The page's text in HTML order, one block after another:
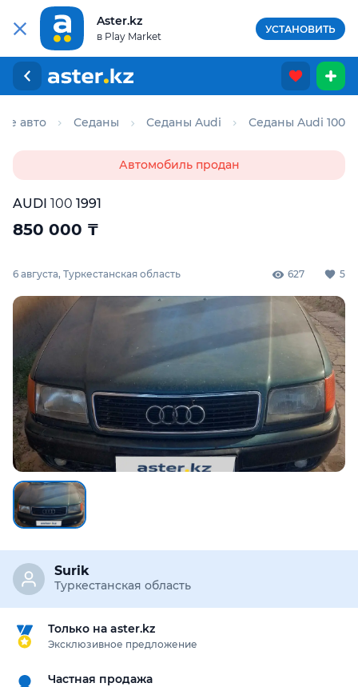
Aster.kz
в Play Market
УСТАНОВИТЬ
авто Седаны Седаны Audi Седаны Audi 100
Автомобиль продан
AUDI 100 1991
850 000 ₸
6 августа, Туркестанская область 627 5
Surik
Туркестанская область
Только на aster.kz
Эксклюзивное предложение
Частная продажа